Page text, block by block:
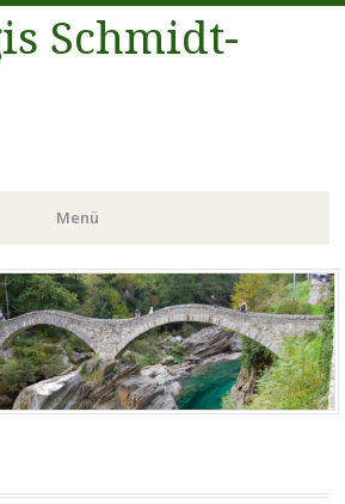
Schmidt-
Menü